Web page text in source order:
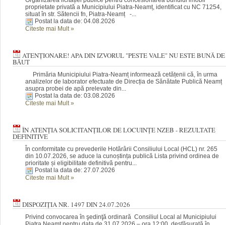
proprietate privată a Municipiului Piatra-Neamț, identificat cu NC 71254,
situat în str. Sătencii fn, Piatra-Neamț -...
Postat la data de: 04.08.2026
Citeste mai Mult»
ATENȚIONARE! APA DIN IZVORUL "PESTE VALE" NU ESTE BUNĂ DE
BĂUT
Primăria Municipiului Piatra-Neamț informează cetățenii că, în urma
analizelor de laborator efectuate de Direcția de Sănătate Publică Neamț
asupra probei de apă prelevate din...
Postat la data de: 03.08.2026
Citeste mai Mult»
ÎN ATENȚIA SOLICITANȚILOR DE LOCUINȚE NZEB - REZULTATE
DEFINITIVE
În conformitate cu prevederile Hotărârii Consiliului Local (HCL) nr. 265
din 10.07.2026, se aduce la cunoștința publică Lista privind ordinea de
prioritate și eligibilitate definitivă pentru...
Postat la data de: 27.07.2026
Citeste mai Mult»
DISPOZIȚIA NR. 1497 DIN 24.07.2026
Privind convocarea în şedinţă ordinară Consiliul Local al Municipiului